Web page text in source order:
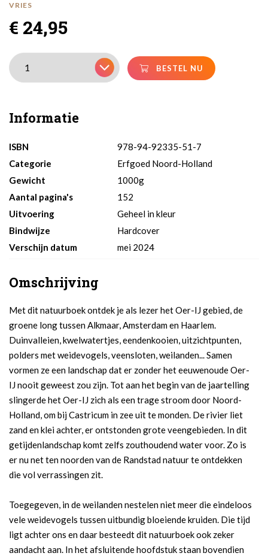
VRIES
€ 24,95
BESTEL NU
Informatie
ISBN
978-94-92335-51-7
Categorie
Erfgoed Noord-Holland
Gewicht
1000g
Aantal pagina's
152
Uitvoering
Geheel in kleur
Bindwijze
Hardcover
Verschijn datum
mei 2024
Omschrijving
Met dit natuurboek ontdek je als lezer het Oer-IJ gebied, de
groene long tussen Alkmaar, Amsterdam en Haarlem.
Duinvalleien, kwelwatertjes, eendenkooien, uitzichtpunten,
polders met weidevogels, veensloten, weilanden... Samen
vormen ze een landschap dat er zonder het eeuwenoude Oer-
IJ nooit geweest zou zijn. Tot aan het begin van de jaartelling
slingerde het Oer-IJ zich als een trage stroom door Noord-
Holland, om bij Castricum in zee uit te monden. De rivier liet
zand en klei achter, er ontstonden grote veengebieden. In dit
getijdenlandschap komt zelfs zouthoudend water voor. Zo is
er nu net ten noorden van de Randstad natuur te ontdekken
die vol verrassingen zit.
Toegegeven, in de weilanden nestelen niet meer die eindeloos
vele weidevogels tussen uitbundig bloeiende kruiden. Die tijd
ligt achter ons en daar besteedt dit natuurboek ook zeker
aandacht aan. In het afsluitende hoofdstuk staan bovendien